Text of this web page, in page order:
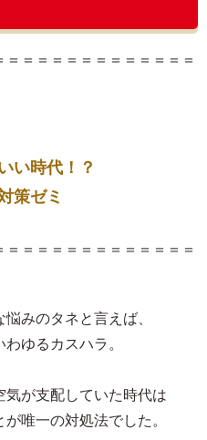
＝＝＝＝＝＝＝＝＝＝＝＝
い時代！？
策ゼミ
＝＝＝＝＝＝＝＝＝＝＝＝
みのタネと言えば、
ゆるカスハラ。
気が支配していた時代は
唯一の対処法でした。